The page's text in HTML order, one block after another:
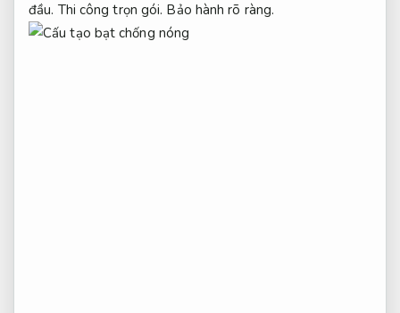
đầu. Thi công trọn gói. Bảo hành rõ ràng.